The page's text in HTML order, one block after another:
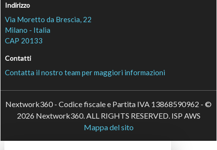
Indirizzo
Via Moretto da Brescia, 22
Milano - Italia
CAP 20133
Contatti
Contatta il nostro team per maggiori informazioni
Nextwork360 - Codice fiscale e Partita IVA 13868590962 - ©
2026 Nextwork360. ALL RIGHTS RESERVED. ISP AWS
Mappa del sito